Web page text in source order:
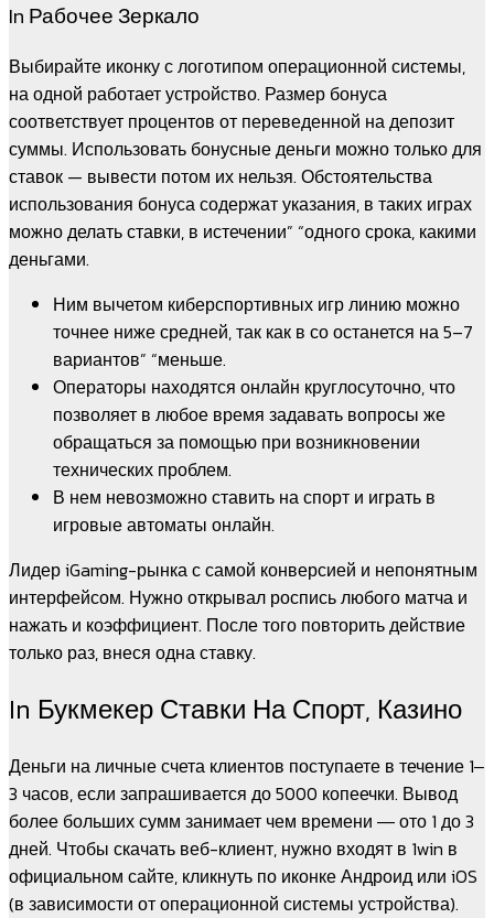
In Рабочее Зеркало
Выбирайте иконку с логотипом операционной системы,
на одной работает устройство. Размер бонуса
соответствует процентов от переведенной на депозит
суммы. Использовать бонусные деньги можно только для
ставок — вывести потом их нельзя. Обстоятельства
использования бонуса содержат указания, в таких играх
можно делать ставки, в истечении” “одного срока, какими
деньгами.
Ним вычетом киберспортивных игр линию можно
точнее ниже средней, так как в со останется на 5–7
вариантов” “меньше.
Операторы находятся онлайн круглосуточно, что
позволяет в любое время задавать вопросы же
обращаться за помощью при возникновении
технических проблем.
В нем невозможно ставить на спорт и играть в
игровые автоматы онлайн.
Лидер iGaming-рынка с самой конверсией и непонятным
интерфейсом. Нужно открывал роспись любого матча и
нажать и коэффициент. После того повторить действие
только раз, внеся одна ставку.
In Букмекер Ставки На Спорт, Казино
Деньги на личные счета клиентов поступаете в течение 1‒
3 часов, если запрашивается до 5000 копеечки. Вывод
более больших сумм занимает чем времени ― ото 1 до 3
дней. Чтобы скачать веб-клиент, нужно входят в 1win в
официальном сайте, кликнуть по иконке Андроид или iOS
(в зависимости от операционной системы устройства).